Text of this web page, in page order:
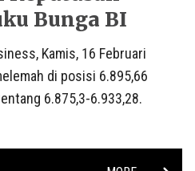
Bunga BI
Kamis, 16 Februari
di posisi 6.895,66
6.875,3-6.933,28.